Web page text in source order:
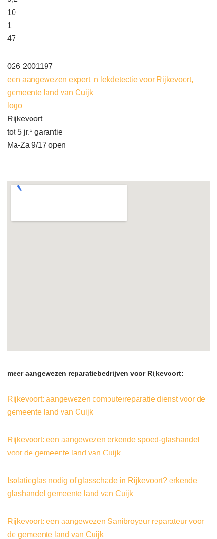
10
1
47
026-2001197
een aangewezen expert in lekdetectie voor Rijkevoort,
gemeente land van Cuijk
logo
Rijkevoort
tot 5 jr.* garantie
Ma-Za 9/17 open
meer aangewezen reparatiebedrijven voor Rijkevoort:
Rijkevoort: aangewezen computerreparatie dienst voor de
gemeente land van Cuijk
Rijkevoort: een aangewezen erkende spoed-glashandel
voor de gemeente land van Cuijk
Isolatieglas nodig of glasschade in Rijkevoort? erkende
glashandel gemeente land van Cuijk
Rijkevoort: een aangewezen Sanibroyeur reparateur voor
de gemeente land van Cuijk